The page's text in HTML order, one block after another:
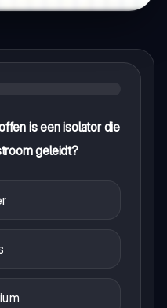
is een isolator die
geleidt?